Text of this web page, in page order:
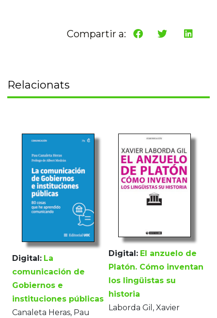
Compartir a:
Relacionats
Digital: La
comunicación de
Gobiernos e
instituciones públicas
Canaleta Heras, Pau
Digital: El anzuelo de
Platón. Cómo inventan
los lingüistas su
historia
Laborda Gil, Xavier